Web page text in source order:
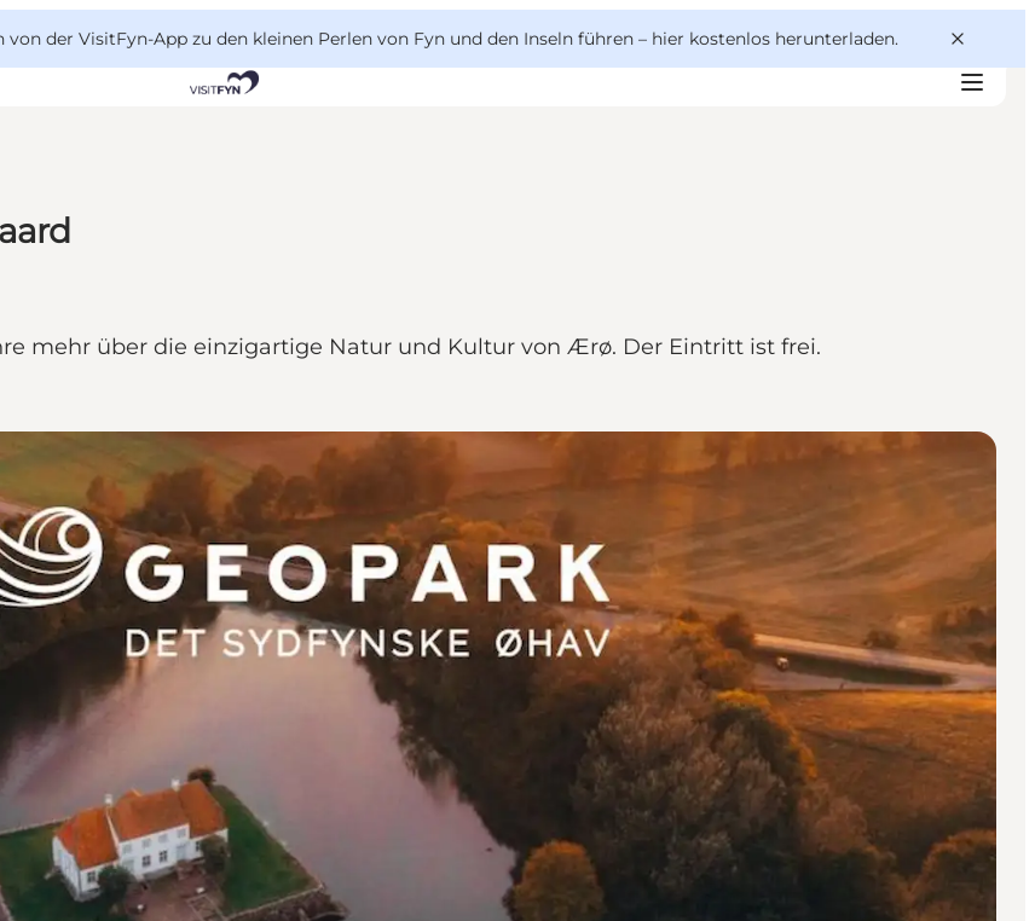
der VisitFyn-App zu den kleinen Perlen von Fyn und den Inseln führen – hier kostenlos herunterladen.
mehr über die einzigartige Natur und Kultur von Ærø. Der Eintritt ist frei.